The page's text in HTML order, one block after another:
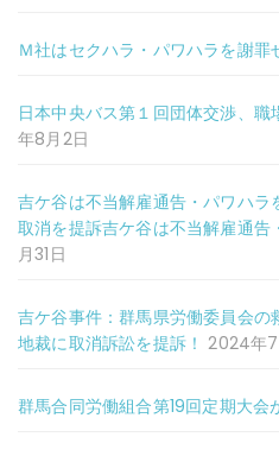
Ｍ社はセクハラ・パワハラを謝罪
日本中央バス第１回団体交渉、職
年8月2日
吉ケ谷は不当解雇通告・パワハ
取消を提訴吉ケ谷は不当解雇通告
月31日
吉ケ谷事件：群馬県労働委員会
地裁に取消訴訟を提訴！ 2024年7
群馬合同労働組合第19回定期大会